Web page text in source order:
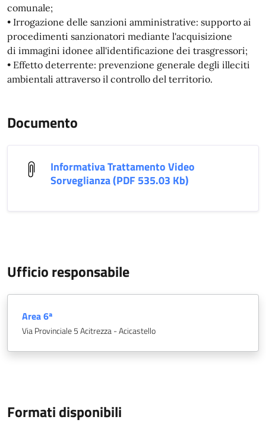
comunale;
• Irrogazione delle sanzioni amministrative: supporto ai
procedimenti sanzionatori mediante l'acquisizione
di immagini idonee all'identificazione dei trasgressori;
• Effetto deterrente: prevenzione generale degli illeciti
ambientali attraverso il controllo del territorio.
Documento
Informativa Trattamento Video
Sorveglianza (PDF 535.03 Kb)
Ufficio responsabile
Area 6ª
Via Provinciale 5 Acitrezza - Acicastello
Formati disponibili